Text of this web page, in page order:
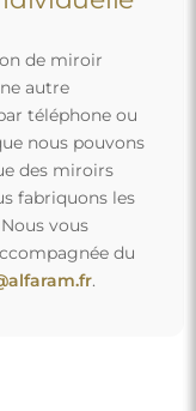
de miroir
autre
téléphone ou
nous pouvons
des miroirs
fabriquons les
vous
du
.